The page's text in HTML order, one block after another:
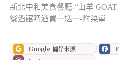
新北中和美食餐廳-“山羊 GOAT
餐酒館啤酒買一送一-附菜單
Google 偏好來源